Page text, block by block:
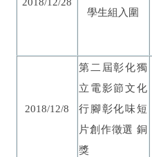
2018/12/28
學生組入圍
2018/12/8
第二屆彰化獨
立電影節文化
行腳彰化味短
片創作徵選 銅
獎